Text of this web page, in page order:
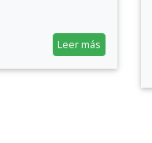
Leer más